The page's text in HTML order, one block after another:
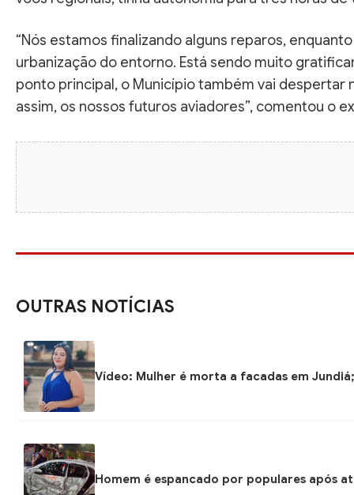
“Nós estamos finalizando alguns reparos,
urbanização do entorno. Está sendo muito
ponto principal, o Município também vai despertar
assim, os nossos futuros aviadores”, comentou o
OUTRAS NOTÍCIAS
Vídeo: Mulher é morta a facadas em
Homem é espancado por populares após